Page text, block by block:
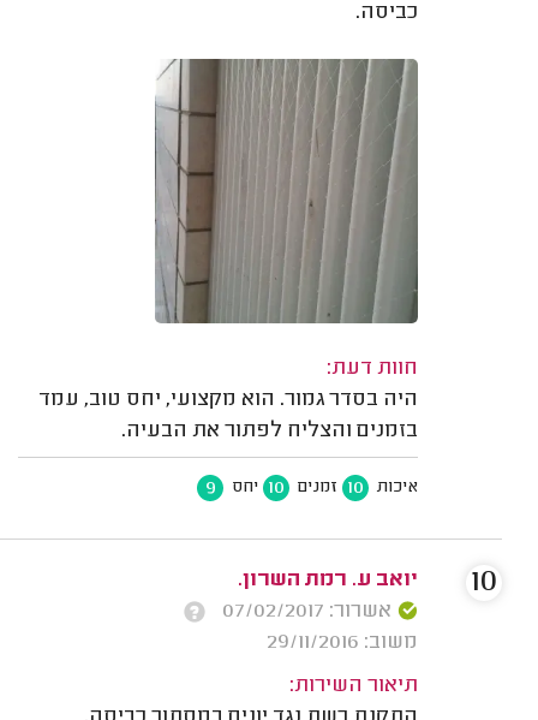
כביסה.
חוות דעת:
היה בסדר גמור. הוא מקצועי, יחס טוב, עמד
בזמנים והצליח לפתור את הבעיה.
איכות 10 זמנים 10 יחס 9
יואב ע. רמת השרון.
אשרור: 07/02/2017
משוב: 29/11/2016
תיאור השירות:
10